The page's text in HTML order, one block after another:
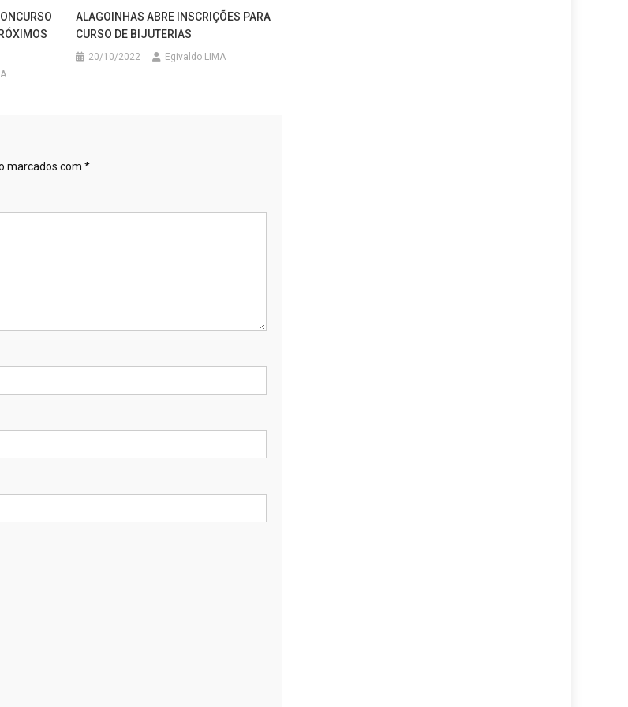
ALAGOINHAS ABRE INSCRIÇÕES PARA
CURSO DE BIJUTERIAS
20/10/2022 Egivaldo LIMA
marcados com *